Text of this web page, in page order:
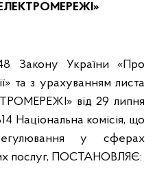
Закону України «Про
та з урахуванням листа
від 29 липня
Національна комісія, що
у сферах
послуг, ПОСТАНОВЛЯЄ: